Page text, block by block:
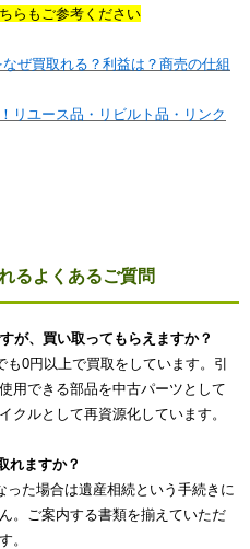
らもご参考ください
ぜ買取れる？利益は？商売の仕組
リユース品・リビルト品・リンク
るよくあるご質問
が、買い取ってもらえますか？
0円以上で買取をしています。引
用できる部品を中古パーツとして
クルとして再資源化しています。
れますか？
た場合は遺産相続という手続きに
。ご案内する書類を揃えていただ
。